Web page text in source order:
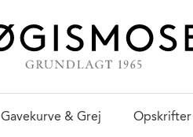
Gavekurve & Grej